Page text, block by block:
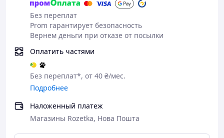
Без переплат
Prom гарантирует безопасность
Вернем деньги при отказе от посылки
Оплатить частями
Без переплат*, от 40 ₴/мес.
Подробнее
Наложенный платеж
Магазины Rozetka, Нова Пошта